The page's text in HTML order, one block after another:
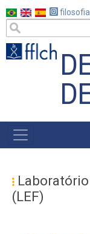
para
conteúdo
principal
MAIN
(LEF)